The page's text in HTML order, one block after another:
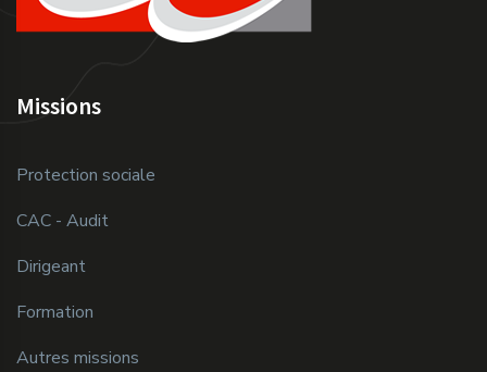
Missions
Protection sociale
CAC - Audit
Dirigeant
Formation
Autres missions